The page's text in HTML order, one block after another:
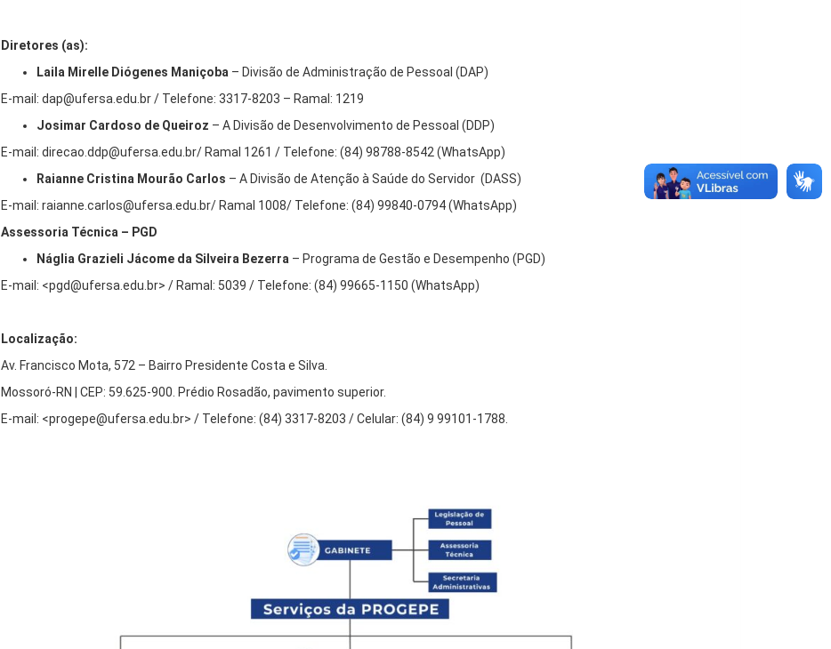
Diretores (as):
Laila Mirelle Diógenes Maniçoba – Divisão de Administração de Pessoal (DAP)
E-mail: dap@ufersa.edu.br / Telefone: 3317-8203 – Ramal: 1219
Josimar Cardoso de Queiroz – A Divisão de Desenvolvimento de Pessoal (DDP)
E-mail: direcao.ddp@ufersa.edu.br/ Ramal 1261 / Telefone: (84) 98788-8542 (WhatsApp)
Raianne Cristina Mourão Carlos – A Divisão de Atenção à Saúde do Servidor (DASS)
E-mail: raianne.carlos@ufersa.edu.br/ Ramal 1008/ Telefone: (84) 99840-0794 (WhatsApp)
Assessoria Técnica – PGD
Náglia Grazieli Jácome da Silveira Bezerra – Programa de Gestão e Desempenho (PGD)
E-mail: <pgd@ufersa.edu.br> / Ramal: 5039 / Telefone: (84) 99665-1150 (WhatsApp)
Localização:
Av. Francisco Mota, 572 – Bairro Presidente Costa e Silva.
Mossoró-RN | CEP: 59.625-900. Prédio Rosadão, pavimento superior.
E-mail: <progepe@ufersa.edu.br> / Telefone: (84) 3317-8203 / Celular: (84) 9 99101-1788.